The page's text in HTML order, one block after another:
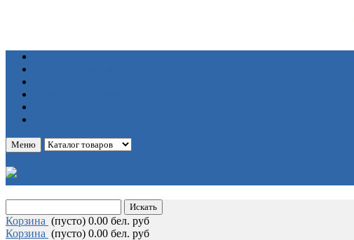
Меню
Корзина (пусто) 0.00 бел. руб
Корзина (пусто) 0.00 бел. руб